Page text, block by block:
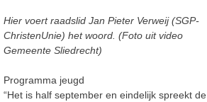
Hier voert raadslid Jan Pieter Verweij (SGP-
ChristenUnie) het woord. (Foto uit video
Gemeente Sliedrecht)
Programma jeugd
“Het is half september en eindelijk spreekt de